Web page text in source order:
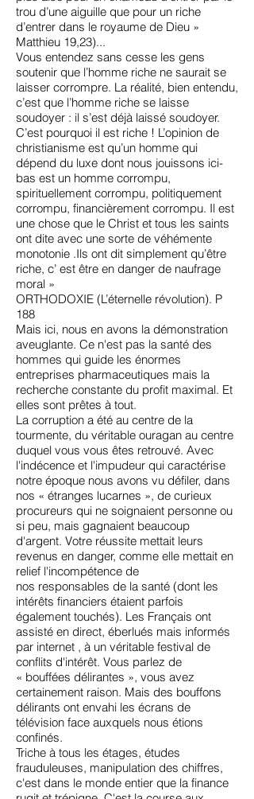
trou d’une aiguille que pour un riche
d’entrer dans le royaume de Dieu »
Matthieu 19,23)...
Vous entendez sans cesse les gens
soutenir que l’homme riche ne saurait se
laisser corrompre. La réalité, bien entendu,
c’est que l’homme riche se laisse
soudoyer : il s’est déjà laissé soudoyer.
C’est pourquoi il est riche ! L’opinion de
christianisme est qu’un homme qui
dépend du luxe dont nous jouissons ici-
bas est un homme corrompu,
spirituellement corrompu, politiquement
corrompu, financièrement corrompu. Il est
une chose que le Christ et tous les saints
ont dite avec une sorte de véhémente
monotonie .Ils ont dit simplement qu’être
riche, c’ est être en danger de naufrage
moral »
ORTHODOXIE (L’éternelle révolution). P
188
Mais ici, nous en avons la démonstration
aveuglante. Ce n'est pas la santé des
hommes qui guide les énormes
entreprises pharmaceutiques mais la
recherche constante du profit maximal. Et
elles sont prêtes à tout.
La corruption a été au centre de la
tourmente, du véritable ouragan au centre
duquel vous vous êtes retrouvé. Avec
l'indécence et l'impudeur qui caractérise
notre époque nous avons vu défiler, dans
nos « étranges lucarnes », de curieux
procureurs qui ne soignaient personne ou
si peu, mais gagnaient beaucoup
d'argent. Votre réussite mettait leurs
revenus en danger, comme elle mettait en
relief l'incompétence de
nos responsables de la santé (dont les
intérêts financiers étaient parfois
également touchés). Les Français ont
assisté en direct, éberlués mais informés
par internet , à un véritable festival de
conflits d'intérêt. Vous parlez de
« bouffées délirantes », vous avez
certainement raison. Mais des bouffons
délirants ont envahi les écrans de
télévision face auxquels nous étions
confinés.
Triche à tous les étages, études
frauduleuses, manipulation des chiffres,
c'est dans le monde entier que la finance